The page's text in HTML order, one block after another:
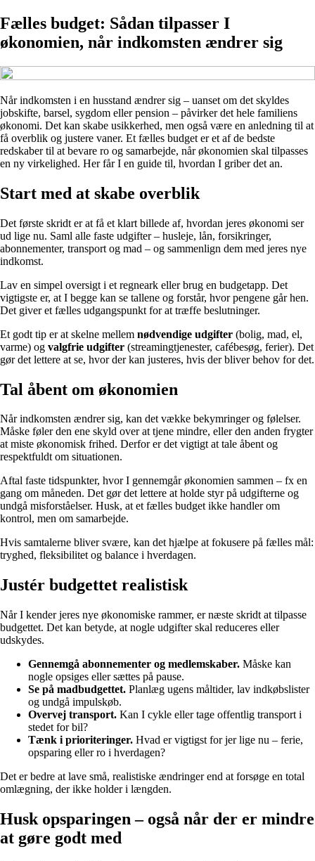
Fælles budget: Sådan tilpasser I
økonomien, når indkomsten ændrer sig
Når indkomsten i en husstand ændrer sig – uanset om det skyldes
jobskifte, barsel, sygdom eller pension – påvirker det hele familiens
økonomi. Det kan skabe usikkerhed, men også være en anledning til at
få overblik og justere vaner. Et fælles budget er et af de bedste
redskaber til at bevare ro og samarbejde, når økonomien skal tilpasses
en ny virkelighed. Her får I en guide til, hvordan I griber det an.
Start med at skabe overblik
Det første skridt er at få et klart billede af, hvordan jeres økonomi ser
ud lige nu. Saml alle faste udgifter – husleje, lån, forsikringer,
abonnementer, transport og mad – og sammenlign dem med jeres nye
indkomst.
Lav en simpel oversigt i et regneark eller brug en budgetapp. Det
vigtigste er, at I begge kan se tallene og forstår, hvor pengene går hen.
Det giver et fælles udgangspunkt for at træffe beslutninger.
Et godt tip er at skelne mellem nødvendige udgifter (bolig, mad, el,
varme) og valgfrie udgifter (streamingtjenester, cafébesøg, ferier). Det
gør det lettere at se, hvor der kan justeres, hvis der bliver behov for det.
Tal åbent om økonomien
Når indkomsten ændrer sig, kan det vække bekymringer og følelser.
Måske føler den ene skyld over at tjene mindre, eller den anden frygter
at miste økonomisk frihed. Derfor er det vigtigt at tale åbent og
respektfuldt om situationen.
Aftal faste tidspunkter, hvor I gennemgår økonomien sammen – fx en
gang om måneden. Det gør det lettere at holde styr på udgifterne og
undgå misforståelser. Husk, at et fælles budget ikke handler om
kontrol, men om samarbejde.
Hvis samtalerne bliver svære, kan det hjælpe at fokusere på fælles mål:
tryghed, fleksibilitet og balance i hverdagen.
Justér budgettet realistisk
Når I kender jeres nye økonomiske rammer, er næste skridt at tilpasse
budgettet. Det kan betyde, at nogle udgifter skal reduceres eller
udskydes.
Gennemgå abonnementer og medlemskaber. Måske kan
nogle opsiges eller sættes på pause.
Se på madbudgettet. Planlæg ugens måltider, lav indkøbslister
og undgå impulskøb.
Overvej transport. Kan I cykle eller tage offentlig transport i
stedet for bil?
Tænk i prioriteringer. Hvad er vigtigst for jer lige nu – ferie,
opsparing eller ro i hverdagen?
Det er bedre at lave små, realistiske ændringer end at forsøge en total
omlægning, der ikke holder i længden.
Husk opsparingen – også når der er mindre
at gøre godt med